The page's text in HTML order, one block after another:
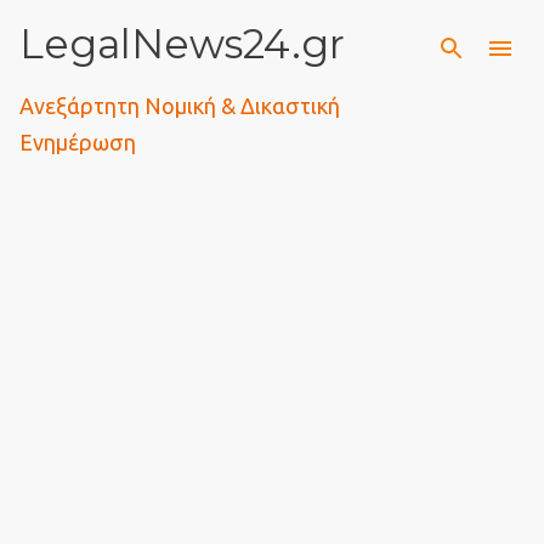
Μετάβαση στο κύριο περιεχόμενο
LegalNews24.gr
Ανεξάρτητη Νομική & Δικαστική
Ενημέρωση